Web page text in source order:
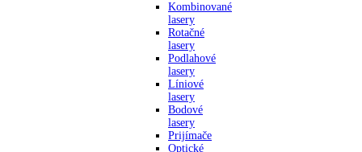
Kombinované
lasery
Rotačné
lasery
Podlahové
lasery
Líniové
lasery
Bodové
lasery
Prijímače
Optické